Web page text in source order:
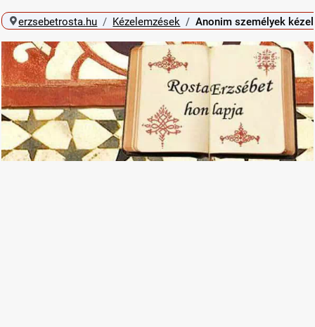
erzsebetrosta.hu Kézelemzések Anonim személyek